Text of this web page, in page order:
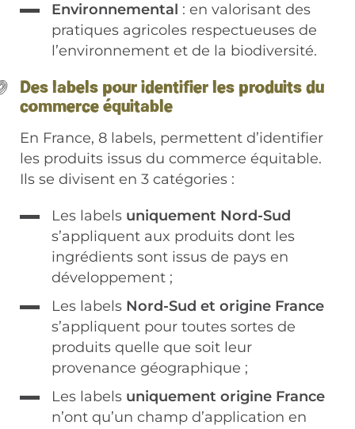
Environnemental : en valorisant des
pratiques agricoles respectueuses de
l’environnement et de la biodiversité.
Des labels pour identifier les produits du
commerce équitable
En France, 8 labels, permettent d’identifier
les produits issus du commerce équitable.
Ils se divisent en 3 catégories :
Les labels uniquement Nord-Sud
s’appliquent aux produits dont les
ingrédients sont issus de pays en
développement ;
Les labels Nord-Sud et origine France
s’appliquent pour toutes sortes de
produits quelle que soit leur
provenance géographique ;
Les labels uniquement origine France
n’ont qu’un champ d’application en